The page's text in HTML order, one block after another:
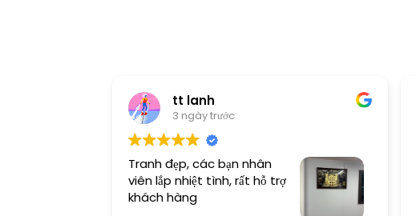
tt lanh
3 ngày trước
Tranh đẹp, các bạn nhân
viên lắp nhiệt tình, rất hỗ trợ
khách hàng